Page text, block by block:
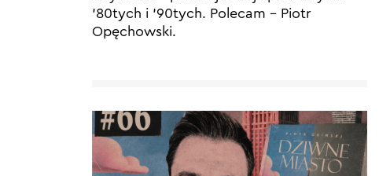
’80tych i ’90tych. Polecam – Piotr
Opęchowski.